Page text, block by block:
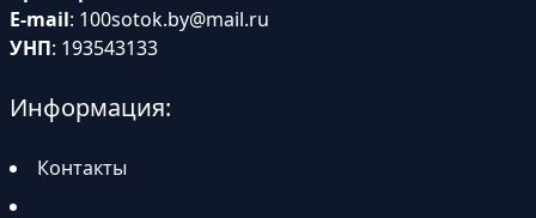
E-mail: 100sotok.by@mail.ru
УНП: 193543133
Информация:
Контакты